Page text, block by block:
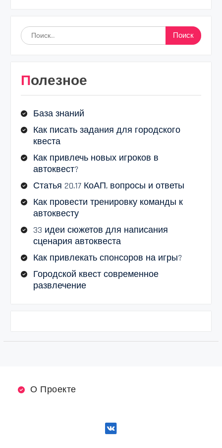
Найти:
Полезное
База знаний
Как писать задания для городского
квеста
Как привлечь новых игроков в
автоквест?
Статья 20.17 КоАП, вопросы и ответы
Как провести тренировку команды к
автоквесту
33 идеи сюжетов для написания
сценария автоквеста
Как привлекать спонсоров на игры?
Городской квест современное
развлечение
О Проекте